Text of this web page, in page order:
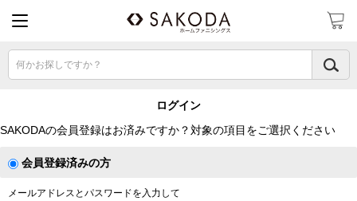
何かお探しですか？
ログイン
SAKODAの会員登録はお済みですか？対象の項目をご選択ください
会員登録済みの方
メールアドレスとパスワードを入力して